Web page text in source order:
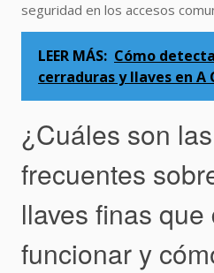
seguridad en los accesos
LEER MÁS: Cómo
cerraduras y llaves en A
¿Cuáles son
frecuentes
llaves finas
funcionar y